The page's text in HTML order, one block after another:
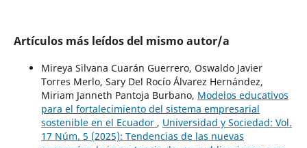
Artículos más leídos del mismo autor/a
Mireya Silvana Cuarán Guerrero, Oswaldo Javier
Torres Merlo, Sary Del Rocío Álvarez Hernández,
Miriam Janneth Pantoja Burbano, Modelos educativos
para el fortalecimiento del sistema empresarial
sostenible en el Ecuador , Universidad y Sociedad: Vol.
17 Núm. 5 (2025): Tendencias de las nuevas